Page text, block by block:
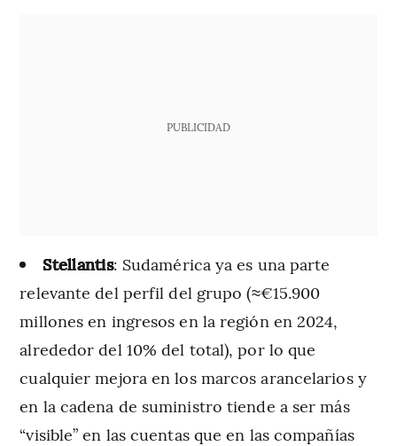
PUBLICIDAD
Stellantis: Sudamérica ya es una parte
relevante del perfil del grupo (≈€15.900
millones en ingresos en la región en 2024,
alrededor del 10% del total), por lo que
cualquier mejora en los marcos arancelarios y
en la cadena de suministro tiende a ser más
“visible” en las cuentas que en las compañías